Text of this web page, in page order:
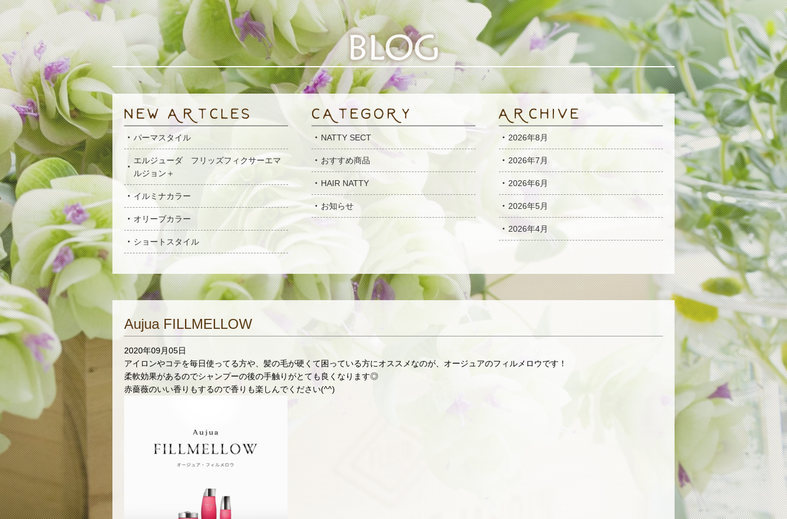
パーマスタイル
エルジューダ フリッズフィクサーエマ
ルジョン＋
イルミナカラー
オリーブカラー
ショートスタイル
NATTY SECT
おすすめ商品
HAIR NATTY
お知らせ
2026年8月
2026年7月
2026年6月
2026年5月
2026年4月
Aujua FILLMELLOW
2020年09月05日
アイロンやコテを毎日使ってる方や、髪の毛が硬くて困っている方にオススメなのが、オージュアのフィルメロウです！
柔軟効果があるのでシャンプーの後の手触りがとても良くなります◎
赤薔薇のいい香りもするので香りも楽しんでください(^^)